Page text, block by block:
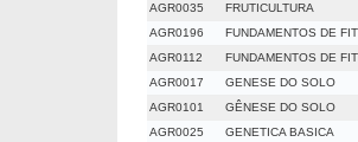
AGR0035
FRUTICULTURA
AGR0196
FUNDAMENTOS DE
AGR0112
FUNDAMENTOS DE
AGR0017
GENESE DO SOLO
AGR0101
GÊNESE DO SOLO
AGR0025
GENETICA BASICA